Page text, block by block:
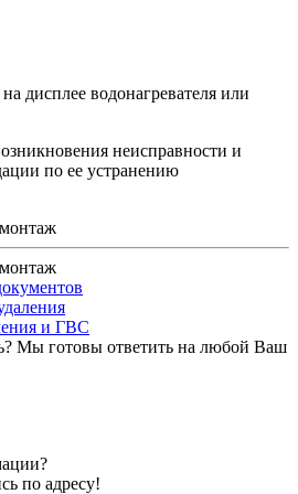
дисплее водонагревателя или
неисправности и
по ее устранению
и ГВС
Мы готовы ответить на любой Ваш
по адресу!